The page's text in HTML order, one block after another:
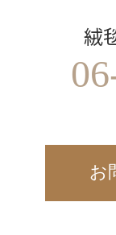
絨
お